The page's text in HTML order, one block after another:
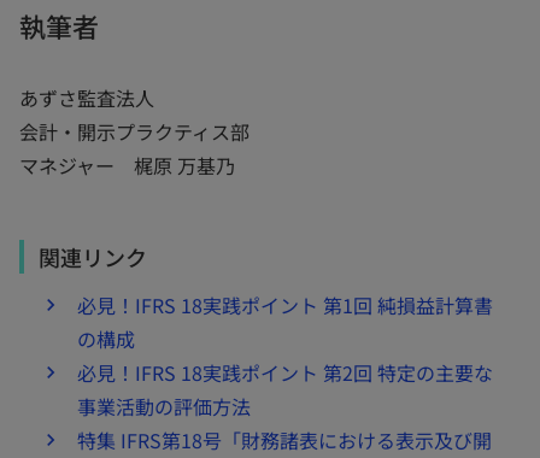
執筆者
あずさ監査法人
会計・開示プラクティス部
マネジャー 梶原 万基乃
関連リンク
必見！IFRS 18実践ポイント 第1回 純損益計算書
の構成
必見！IFRS 18実践ポイント 第2回 特定の主要な
事業活動の評価方法
特集 IFRS第18号「財務諸表における表示及び開